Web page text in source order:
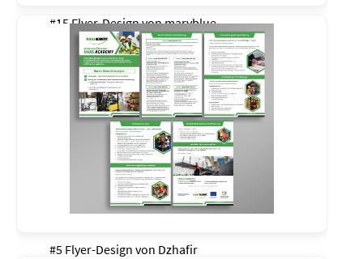
#15 Flyer-Design vonmaryblue
#5 Flyer-Design von Dzhafir